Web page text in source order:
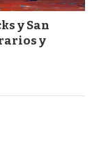
y San
y